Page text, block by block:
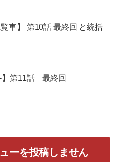
覧車】 第10話 最終回 と統括
-】第11話 最終回
ーを投稿しません